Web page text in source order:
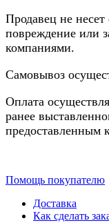
Продавец не несет
повреждение или
компаниями.
Самовывоз
Оплата
ранее
предоставленным
Помощь покупателю
Доставка
Как сделать